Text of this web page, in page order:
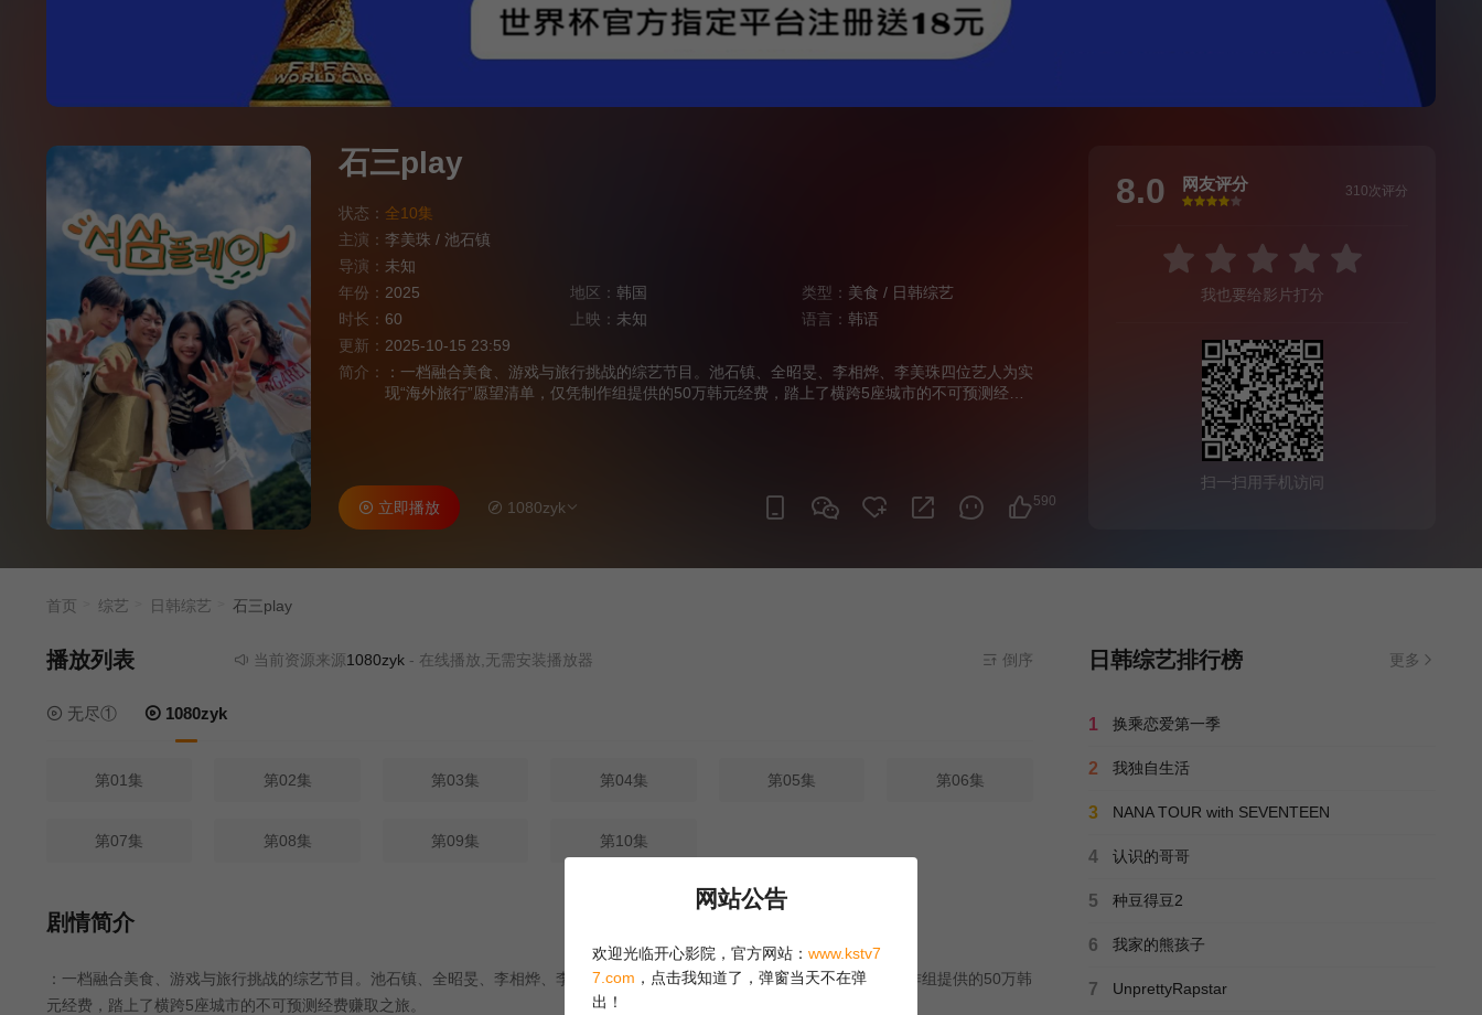
石三play
状态： 全10集
主演： 李美珠 / 池石镇
导演： 未知
年份： 2025 地区： 韩国 类型： 美食 / 日韩综艺
时长： 60 上映： 未知 语言： 韩语
更新： 2025-10-15 23:59
简介：
：一档融合美食、游戏与旅行挑战的综艺节目。池石镇、全昭旻、李相烨、李美珠四位艺人为实
现“海外旅行”愿望清单，仅凭制作组提供的50万韩元经费，踏上了横跨5座城市的不可预测经费
590
立即播放 1080zyk
8.0 网友评分
很差
较差还行推荐力荐
310次评分
我也要给影片打分
扫一扫用手机访问
首页 综艺 日韩综艺 石三play
播放列表 当前资源来源1080zyk- 在线播放,无需安装播放器 倒序
无尽① 1080zyk
第01集 第02集 第03集 第04集 第05集 第06集
第07集 第08集 第09集 第10集
剧情简介
：一档融合美食、游戏与旅行挑战的综艺节目。池石镇、全昭旻、李相烨、李美珠四位艺人为实现“海外旅行”愿望清单，仅凭制作组提供的50万韩
元经费，踏上了横跨5座城市的不可预测经费赚取之旅。
日韩综艺排行榜 更多
1 换乘恋爱第一季
2 我独自生活
3 NANA TOUR with SEVENTEEN
4 认识的哥哥
5 种豆得豆2
6 我家的熊孩子
7 UnprettyRapstar
网站公告
欢迎光临开心影院，官方网站： www.kstv7
7.com ，点击我知道了，弹窗当天不在弹
出！